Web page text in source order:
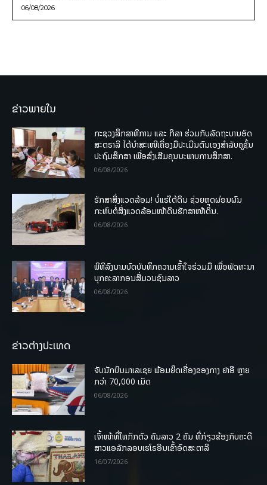
06/08/2026
ຂ່າວພາຍໃນ
ກະຊວງສຶກສາທິການ ແລະ ກິລາ ຮ່ວມກັບລັດຖະບານອົດ
ສະຕຣາລີ ໄດ້ນຳສະເໜີເຄື່ອງມືປະເມີນຕົນເອງສຳລັບຄູຊັ້ນ
ປະຖົມສຶກສາ ເພື່ອສົ່ງເສີມຄຸນນະພາບການສຶກສາ.
06/08/2026
ຮັກສາສິ່ງແວດລ້ອມ! ບໍ່ແຮ່ໃຕ້ດິນ ຊ່ວຍຫຼຸດຜ່ອນຜົນ
ກະທົບຕໍ່ສິ່ງແວດລ້ອມໜ້າດິນຮັກສາໜ້າດິນ.
06/08/2026
ພິທີລົງນາມບົດບັນທຶກຄວາມເຂົ້າໃຈຮ່ວມມື ເພື່ອພັດທະນາ
ບຸກຄະລາກອນສື່ມວນຊົນລາວ
06/08/2026
ຂ່າວຕ່າງປະເທດ
ຈັບນັກບິນມາເລເຊຍ ພ້ອມຍຶດເຄື່ອງຂອງກາງ ຢາອີ ຫຼາຍ
ກວ່າ 70,000 ເມັດ
06/08/2026
ເຈົ້າໜ້າທີ່ໄທກັກຕົວ ຄົນລາວ 2 ຄົນ ທີ່ກ່ຽວຂ້ອງກັບຄະດີ
ສາວແອລັກລອບເຮໂຣອີນເຂົ້າອົດສະຕາລີ
16/07/2026